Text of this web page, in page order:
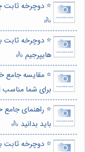
⭐️ دوچرخه ثابت
🚴
⭐️ دوچرخه ثابت
هایپرجیم 🚴
⭐️ مقایسه جامع
برای شما
⭐️ راهنمای جامع
باید بدانید 🚴
⭐️ دوچرخه ثابت